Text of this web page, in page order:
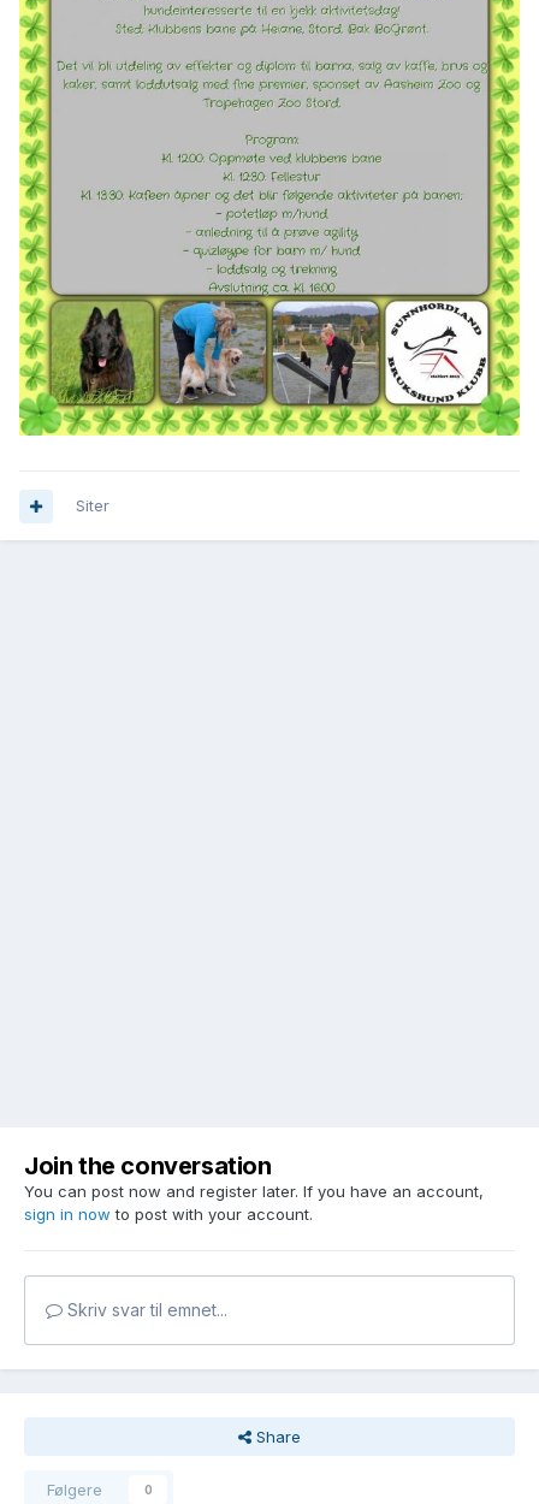
Siter
Join the conversation
You can post now and register later. If you have an account,
sign in now to post with your account.
Skriv svar til emnet...
Share
Følgere 0